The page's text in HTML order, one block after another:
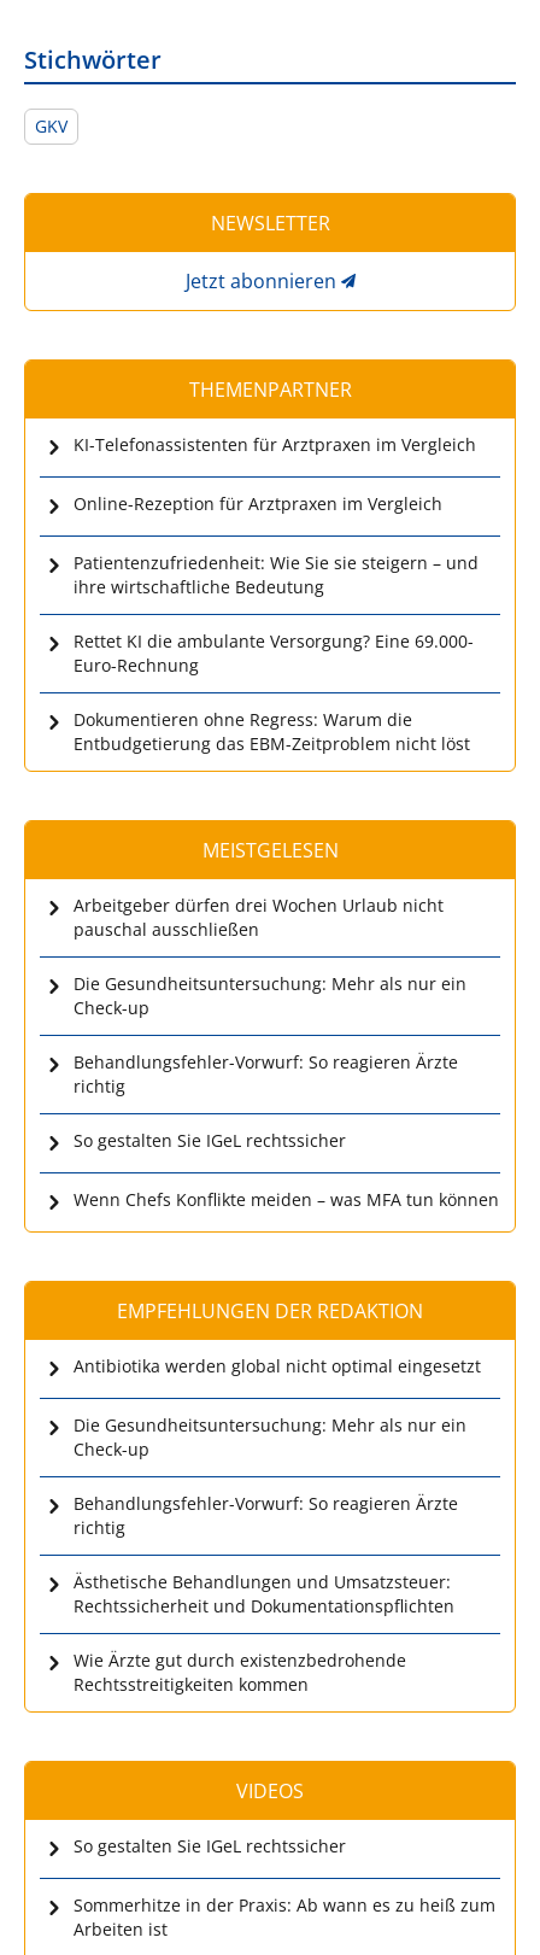
Stichwörter
GKV
NEWSLETTER
Jetzt abonnieren
THEMENPARTNER
KI-Telefonassistenten für Arztpraxen im Vergleich
Online-Rezeption für Arztpraxen im Vergleich
Patientenzufriedenheit: Wie Sie sie steigern – und
ihre wirtschaftliche Bedeutung
Rettet KI die ambulante Versorgung? Eine 69.000-
Euro-Rechnung
Dokumentieren ohne Regress: Warum die
Entbudgetierung das EBM-Zeitproblem nicht löst
MEISTGELESEN
Arbeitgeber dürfen drei Wochen Urlaub nicht
pauschal ausschließen
Die Gesundheitsuntersuchung: Mehr als nur ein
Check-up
Behandlungsfehler-Vorwurf: So reagieren Ärzte
richtig
So gestalten Sie IGeL rechtssicher
Wenn Chefs Konflikte meiden – was MFA tun können
EMPFEHLUNGEN DER REDAKTION
Antibiotika werden global nicht optimal eingesetzt
Die Gesundheitsuntersuchung: Mehr als nur ein
Check-up
Behandlungsfehler-Vorwurf: So reagieren Ärzte
richtig
Ästhetische Behandlungen und Umsatzsteuer:
Rechtssicherheit und Dokumentationspflichten
Wie Ärzte gut durch existenzbedrohende
Rechtsstreitigkeiten kommen
VIDEOS
So gestalten Sie IGeL rechtssicher
Sommerhitze in der Praxis: Ab wann es zu heiß zum
Arbeiten ist